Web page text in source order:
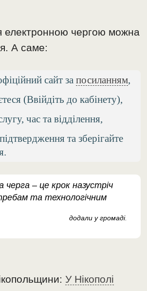
електронною чергою можна
А саме:
сайт запосиланням,
(Ввійдіть до кабінету),
час та відділення,
та зберігайте
– це крок назустріч
та технологічним
додали у громаді.
У Нікополі